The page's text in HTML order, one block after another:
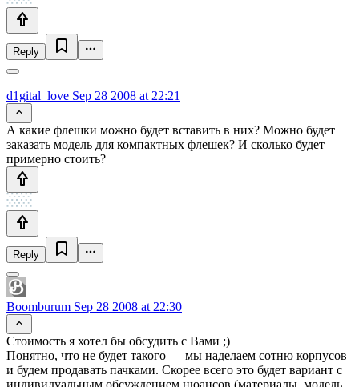
Reply
d1gital_love Sep 28 2008 at 22:21
А какие флешки можно будет вставить в них? Можно будет
заказать модель для компактных флешек? И сколько будет
примерно стоить?
Reply
Boomburum Sep 28 2008 at 22:30
Стоимость я хотел бы обсудить с Вами ;)
Понятно, что не будет такого — мы наделаем сотню корпусов
и будем продавать пачками. Скорее всего это будет вариант с
индивидуальным обсуждением нюансов (материалы, модель